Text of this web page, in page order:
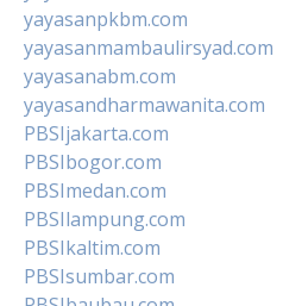
yayasanpkbm.com
yayasanmambaulirsyad.com
yayasanabm.com
yayasandharmawanita.com
PBSIjakarta.com
PBSIbogor.com
PBSImedan.com
PBSIlampung.com
PBSIkaltim.com
PBSIsumbar.com